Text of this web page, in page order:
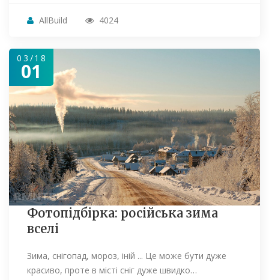
AllBuild 4024
03/18
01
Фотопідбірка: російська зима
вселі
Зима, снігопад, мороз, іній ... Це може бути дуже
красиво, проте в місті сніг дуже швидко…